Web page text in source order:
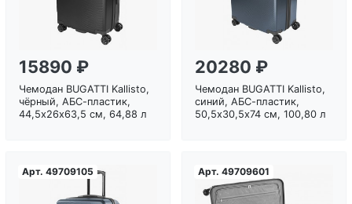
15890 ₽
Чемодан BUGATTI Kallisto,
чёрный, АБС-пластик,
44,5х26х63,5 см, 64,88 л
20280 ₽
Чемодан BUGATTI Kallisto,
синий, АБС-пластик,
50,5х30,5х74 см, 100,80 л
Арт. 49709105 Арт. 49709601